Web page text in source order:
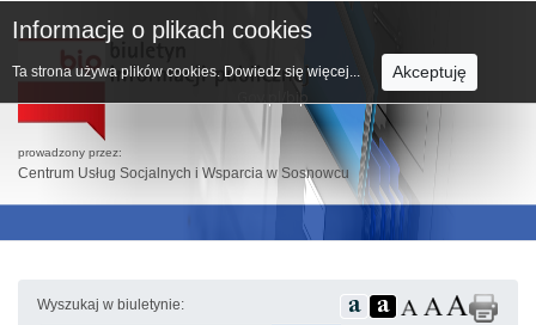
prowadzony przez:
Centrum Usług Socjalnych i Wsparcia w Sosnowcu
Wyszukaj w biuletynie:
Informacje o plikach cookies
Ta strona używa plików cookies. Dowiedz się więcej... Akceptuję